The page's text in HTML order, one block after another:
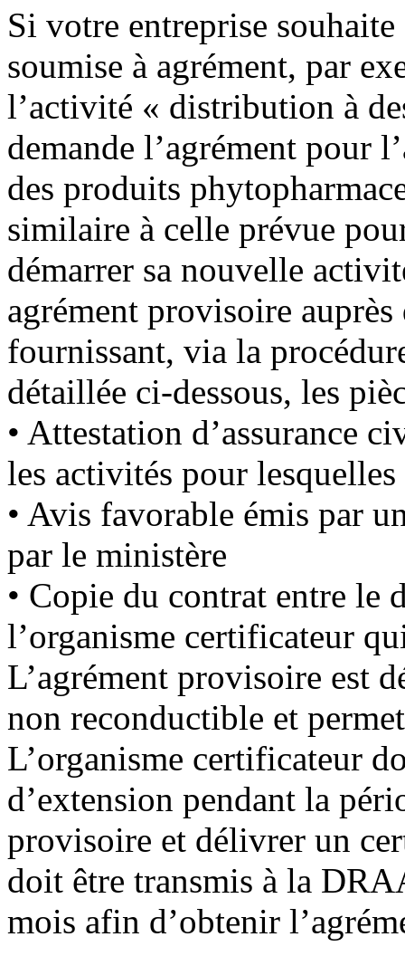
Si votre entreprise
soumise à agrément, par
l’activité « distribution à
demande l’agrément pour
des produits
similaire à celle prévue
démarrer sa nouvelle
agrément provisoire
fournissant, via la
détaillée ci-dessous, les
• Attestation d’assurance
les activités pour lesquelles
• Avis favorable émis par
par le ministère
• Copie du contrat entre le
l’organisme certificateur
L’agrément provisoire est
non reconductible et
L’organisme certificateur
d’extension pendant la
provisoire et délivrer un
doit être transmis à la
mois afin d’obtenir